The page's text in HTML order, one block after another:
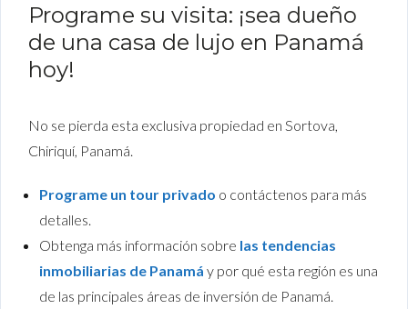
Programe su visita: ¡sea dueño
de una casa de lujo en Panamá
hoy!
No se pierda esta exclusiva propiedad en Sortova,
Chiriquí, Panamá.
Programe un tour privado o contáctenos para más
detalles.
Obtenga más información sobre las tendencias
inmobiliarias de Panamá y por qué esta región es una
de las principales áreas de inversión de Panamá.